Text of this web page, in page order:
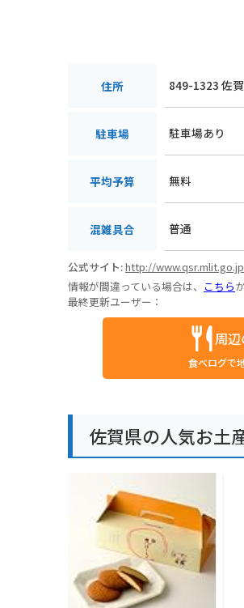
住所 849-1323 佐
駐車場 駐車場あり
平均予算 無料
混雑具合 普通
公式サイト:http://
情報が間違っている場合は、 こちら
最終更新ユーザー：
周
食べログで
佐賀県の人気お土